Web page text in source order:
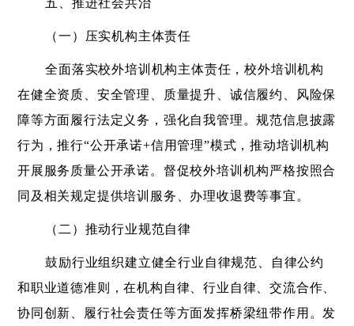
五、推进社会共治
（一）压实机构主体责任
全面落实校外培训机构主体责任，校外培训机构
在健全资质、安全管理、质量提升、诚信履约、风险保
障等方面履行法定义务，强化自我管理。规范信息披露
行为，推行“公开承诺+信用管理”模式，推动培训机构
开展服务质量公开承诺。督促校外培训机构严格按照合
同及相关规定提供培训服务、办理收退费等事宜。
（二）推动行业规范自律
鼓励行业组织建立健全行业自律规范、自律公约
和职业道德准则，在机构自律、行业自律、交流合作、
协同创新、履行社会责任等方面发挥桥梁纽带作用。发